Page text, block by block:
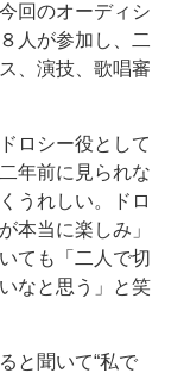
回のオーディシ
人が参加し、二
、演技、歌唱審
ロシー役として
年前に見られな
うれしい。ドロ
本当に楽しみ」
ても「二人で切
なと思う」と笑
と聞いて“私で